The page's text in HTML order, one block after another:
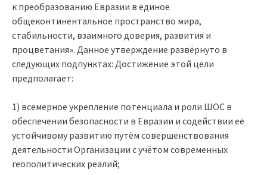
к преобразованию Евразии в единое
общеконтинентальное пространство мира,
стабильности, взаимного доверия, развития и
процветания». Данное утверждение развёрнуто в
следующих подпунктах: Достижение этой цели
предполагает:
1) всемерное укрепление потенциала и роли ШОС в
обеспечении безопасности в Евразии и содействии её
устойчивому развитию путём совершенствования
деятельности Организации с учётом современных
геополитических реалий;